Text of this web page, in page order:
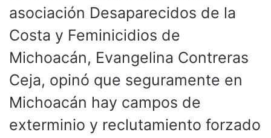
asociación Desaparecidos de la
Costa y Feminicidios de
Michoacán, Evangelina Contreras
Ceja, opinó que seguramente en
Michoacán hay campos de
exterminio y reclutamiento forzado